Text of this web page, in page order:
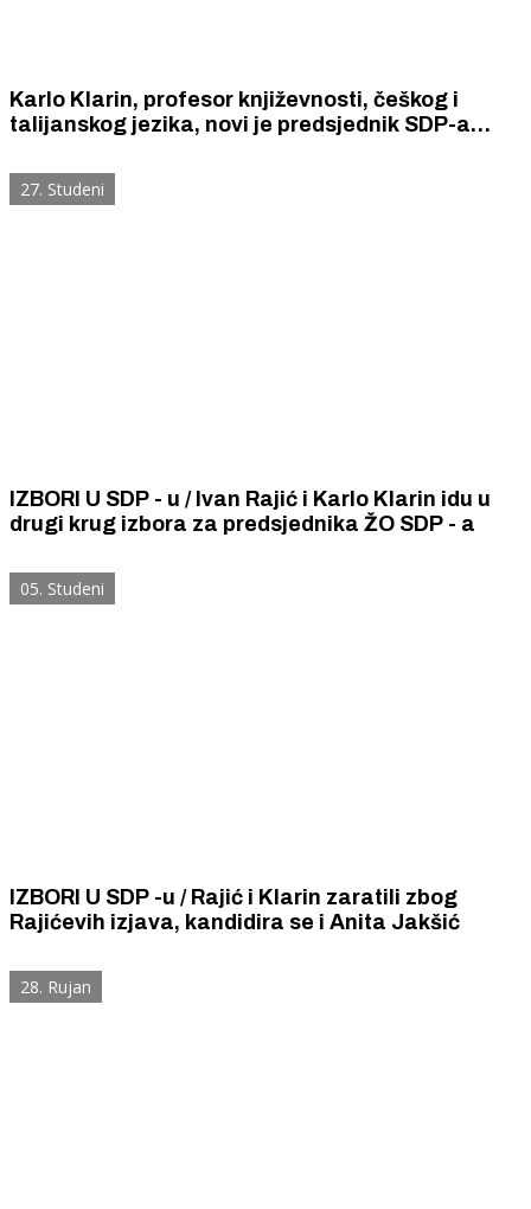
Karlo Klarin, profesor književnosti, češkog i
talijanskog jezika, novi je predsjednik SDP-a
27. Studeni
IZBORI U SDP - u / Ivan Rajić i Karlo Klarin idu u
drugi krug izbora za predsjednika ŽO SDP - a
05. Studeni
IZBORI U SDP -u / Rajić i Klarin zaratili zbog
Rajićevih izjava, kandidira se i Anita Jakšić
28. Rujan